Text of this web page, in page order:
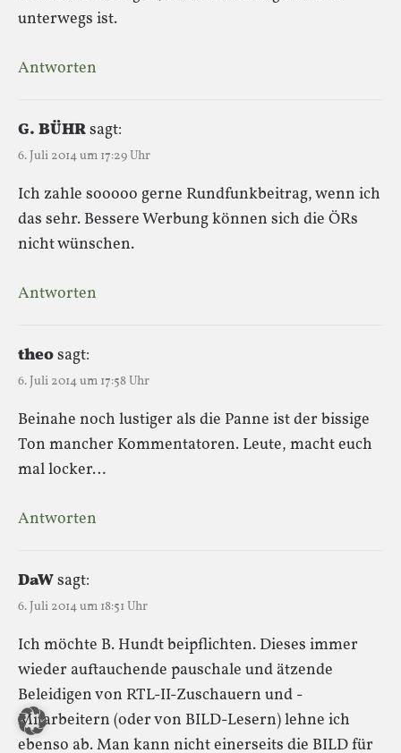
unterwegs ist.
Antworten
G. BÜHRsagt:
6. Juli 2014 um 17:29 Uhr
Ich zahle sooooo gerne Rundfunkbeitrag, wenn ich
das sehr. Bessere Werbung können sich die ÖRs
nicht wünschen.
Antworten
theosagt:
6. Juli 2014 um 17:58 Uhr
Beinahe noch lustiger als die Panne ist der bissige
Ton mancher Kommentatoren. Leute, macht euch
mal locker…
Antworten
DaWsagt:
6. Juli 2014 um 18:51 Uhr
Ich möchte B. Hundt beipflichten. Dieses immer
wieder auftauchende pauschale und ätzende
Beleidigen von RTL-II-Zuschauern und -
Mitarbeitern (oder von BILD-Lesern) lehne ich
ebenso ab. Man kann nicht einerseits die BILD für